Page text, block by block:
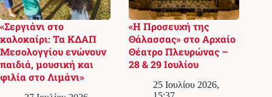
«Σεργιάνι στο
καλοκαίρι: Τα ΚΔΑΠ
Μεσολογγίου ενώνουν
παιδιά, μουσική και
φιλία στο Λιμάνι»
«Η Προσευχή της
Θάλασσας» στο Αρχαίο
Θέατρο Πλευρώνας –
28 & 29 Ιουλίου
25 Ιουλίου 2026,